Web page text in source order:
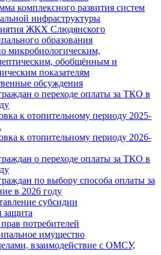
комплексного развития систем
инфраструктуры
ЖКХ Слюдянского
образования
микробиологическим,
обобщённым и
показателям
обсуждения
о переходе оплаты за ТКО в
к отопительному периоду 2025-
к отопительному периоду 2026-
о переходе оплаты за ТКО в
по выбору способа оплаты за
в 2026 году
субсидии
потребителей
имущество
взаимодействие с ОМСУ,